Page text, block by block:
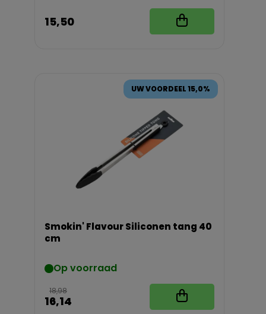
15,50
UW VOORDEEL 15,0%
Smokin' Flavour Siliconen tang 40
cm
Op voorraad
18,98
16,14